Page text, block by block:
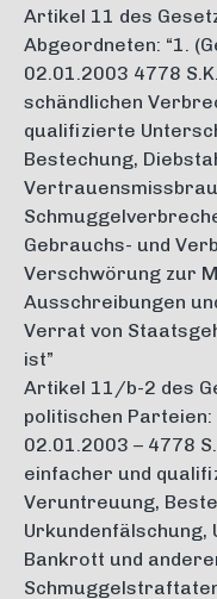
Artikel 11 des
Abgeordneten: “1.
02.01.2003 4778
schändlichen
qualifizierte
Bestechung,
Gebrauchs- und
Verschwörung zur
Ausschreibungen
Verrat von
ist”
Artikel 11/b-2 des
politischen Parteien:
02.01.2003 – 4778
einfacher und
Veruntreuung,
Bankrott und